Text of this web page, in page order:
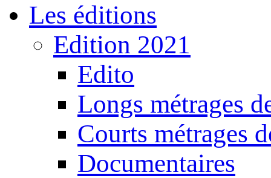
Les éditions
Edition 2021
Edito
Longs métrages
Courts métrages
Documentaires